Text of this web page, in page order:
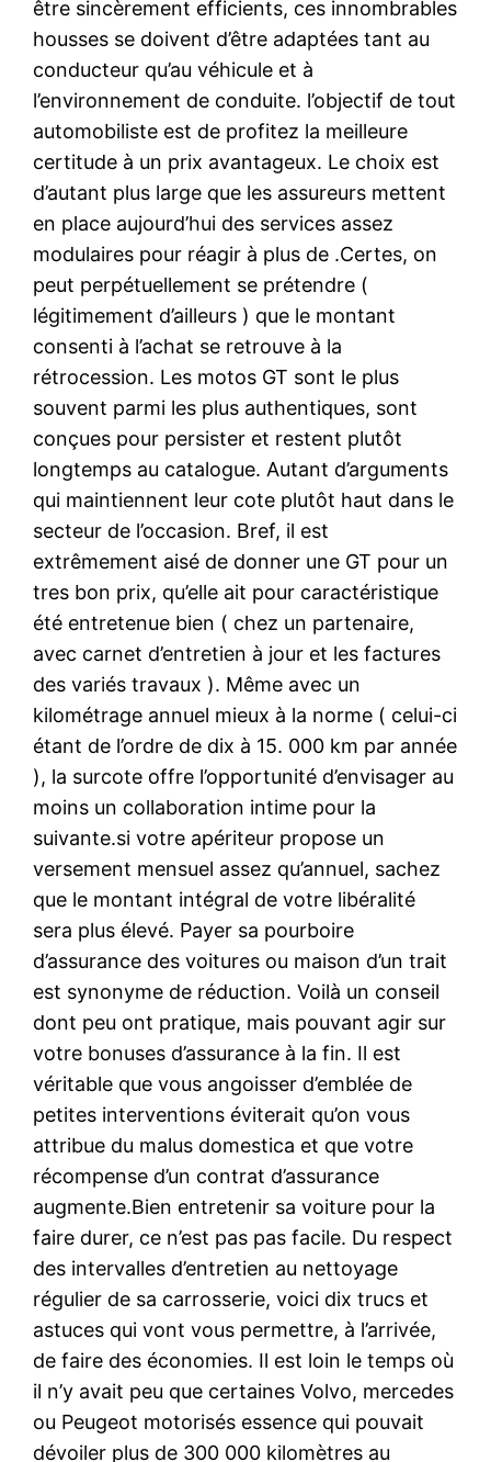
être sincèrement efficients, ces innombrables
housses se doivent d’être adaptées tant au
conducteur qu’au véhicule et à
l’environnement de conduite. l’objectif de tout
automobiliste est de profitez la meilleure
certitude à un prix avantageux. Le choix est
d’autant plus large que les assureurs mettent
en place aujourd’hui des services assez
modulaires pour réagir à plus de .Certes, on
peut perpétuellement se prétendre (
légitimement d’ailleurs ) que le montant
consenti à l’achat se retrouve à la
rétrocession. Les motos GT sont le plus
souvent parmi les plus authentiques, sont
conçues pour persister et restent plutôt
longtemps au catalogue. Autant d’arguments
qui maintiennent leur cote plutôt haut dans le
secteur de l’occasion. Bref, il est
extrêmement aisé de donner une GT pour un
tres bon prix, qu’elle ait pour caractéristique
été entretenue bien ( chez un partenaire,
avec carnet d’entretien à jour et les factures
des variés travaux ). Même avec un
kilométrage annuel mieux à la norme ( celui-ci
étant de l’ordre de dix à 15. 000 km par année
), la surcote offre l’opportunité d’envisager au
moins un collaboration intime pour la
suivante.si votre apériteur propose un
versement mensuel assez qu’annuel, sachez
que le montant intégral de votre libéralité
sera plus élevé. Payer sa pourboire
d’assurance des voitures ou maison d’un trait
est synonyme de réduction. Voilà un conseil
dont peu ont pratique, mais pouvant agir sur
votre bonuses d’assurance à la fin. Il est
véritable que vous angoisser d’emblée de
petites interventions éviterait qu’on vous
attribue du malus domestica et que votre
récompense d’un contrat d’assurance
augmente.Bien entretenir sa voiture pour la
faire durer, ce n’est pas pas facile. Du respect
des intervalles d’entretien au nettoyage
régulier de sa carrosserie, voici dix trucs et
astuces qui vont vous permettre, à l’arrivée,
de faire des économies. Il est loin le temps où
il n’y avait peu que certaines Volvo, mercedes
ou Peugeot motorisés essence qui pouvait
dévoiler plus de 300 000 kilomètres au